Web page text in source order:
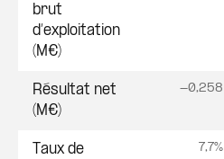
brut
d’exploitation
(M€)
Résultat net
(M€)
-0,258
Taux de
7,7%